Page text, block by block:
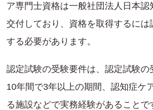
ア専門士資格は一般社団法人日本認
交付しており、資格を取得するには
する必要があります。
認定試験の受験要件は、認定試験の
10年間で3年以上の期間、認知症ケ
る施設などで実務経験があることで